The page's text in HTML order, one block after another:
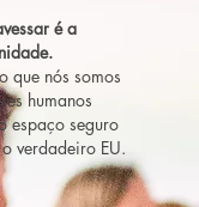
é a
que nós somos
humanos
espaço seguro
verdadeiro EU.